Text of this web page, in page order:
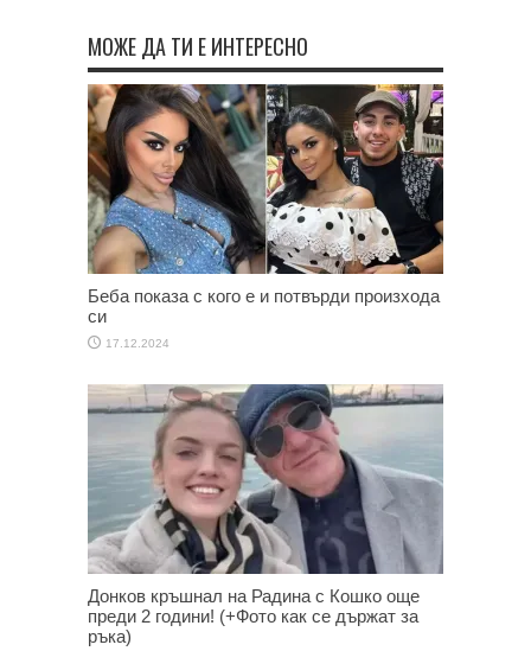
МОЖЕ ДА ТИ Е ИНТЕРЕСНО
Беба показа с кого е и потвърди произхода
си
17.12.2024
Донков кръшнал на Радина с Кошко още
преди 2 години! (+Фото как се държат за
ръка)